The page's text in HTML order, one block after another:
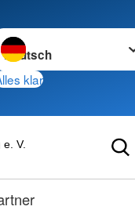
wechseln zu
klar
V.